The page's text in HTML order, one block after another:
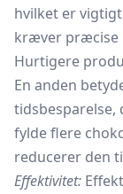
hvilket er
kræver præcise
Hurtigere
En anden
tidsbesparelse,
fylde flere
reducerer den
Effektivitet: